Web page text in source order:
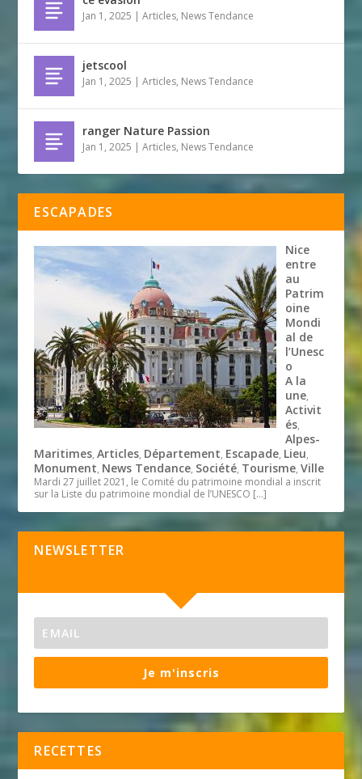
Jan 1, 2025 |Articles, News Tendance
jetscool
Jan 1, 2025 |Articles, News Tendance
ranger Nature Passion
Jan 1, 2025 |Articles, News Tendance
ESCAPADES
Nice
entre
au
Patrim
oine
Mondi
al de
l’Unesc
o
A la
une,
Activit
és,
Alpes-
Maritimes,Articles, Département, Escapade, Lieu,
Monument, News Tendance, Société, Tourisme,Ville
Mardi 27 juillet 2021, le Comité du patrimoine mondial a inscrit
sur la Liste du patrimoine mondial de l’UNESCO […]
NEWSLETTER
Je m'inscris
RECETTES